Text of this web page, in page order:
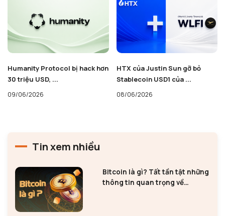
Humanity Protocol bị hack hơn
30 triệu USD, ...
09/06/2026
HTX của Justin Sun gỡ bỏ
Stablecoin USD1 của ...
08/06/2026
Tin xem nhiều
Bitcoin là gì? Tất tần tật những
thông tin quan trọng về